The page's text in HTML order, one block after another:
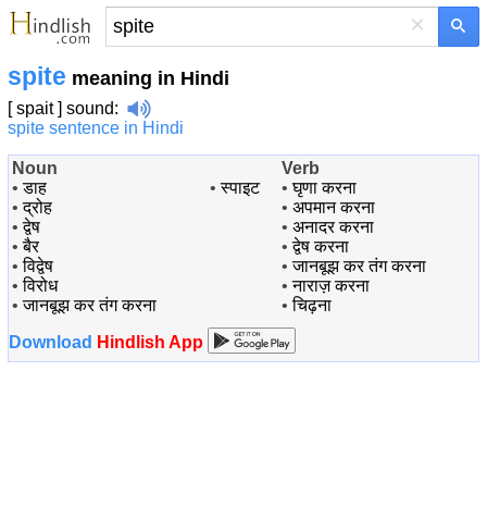
×
spite meaning in Hindi
[ spait ] sound:
spite sentence in Hindi
Noun
•डाह
•द्रोह
•द्वेष
•बैर
•विद्वेष
•विरोध
•जानबूझ कर तंग करना
•स्पाइट
Verb
•घृणा करना
• अपमान करना
• अनादर करना
•द्वेष करना
•जानबूझ कर तंग करना
•नाराज़ करना
•चिढ़ना
Download Hindlish App